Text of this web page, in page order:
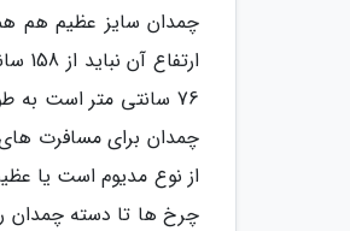
چمدان سایز عظیم هم
76 سانتی متر است
چمدان برای مسافرت
از نوع مدیوم است یا
چرخ ها تا دسته چمدان